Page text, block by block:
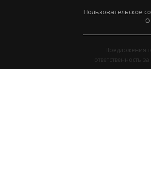
Пользовательское
О
Предложения
ответственность